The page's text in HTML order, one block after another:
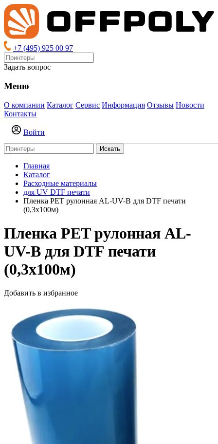
+7 (495) 925 00 97
Задать вопрос
Меню
О компании Каталог Сервис Информация Отзывы Новости
Контакты
Войти
Искать
Главная
Каталог
Расходные материалы
для UV DTF печати
Пленка PET рулонная AL-UV-B для DTF печати
(0,3х100м)
Пленка PET рулонная AL-
UV-B для DTF печати
(0,3х100м)
Добавить в избранное